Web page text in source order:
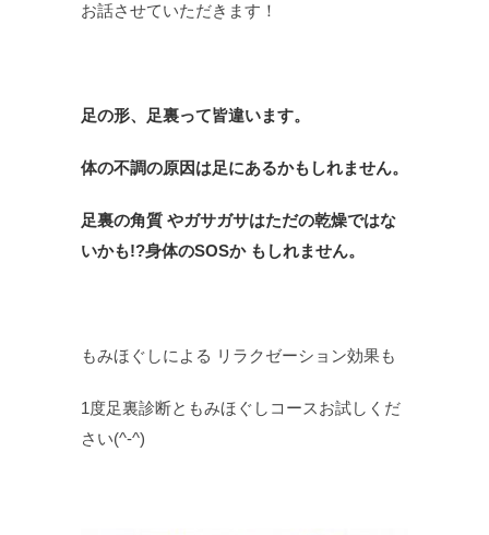
お話させていただきます！
足の形、足裏って皆違います。
体の不調の原因は足にあるかもしれません。
足裏の角質 やガサガサはただの乾燥ではな
いかも!?身体のSOSか もしれません。
もみほぐしによる リラクゼーション効果も
1度足裏診断ともみほぐしコースお試しくだ
さい(^-^)